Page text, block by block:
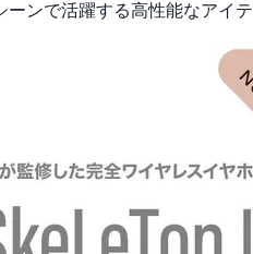
ンで活躍する高性能なアイテ